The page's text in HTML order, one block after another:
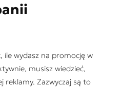
ile wydasz na promocję w
musisz wiedzieć,
reklamy. Zazwyczaj są to